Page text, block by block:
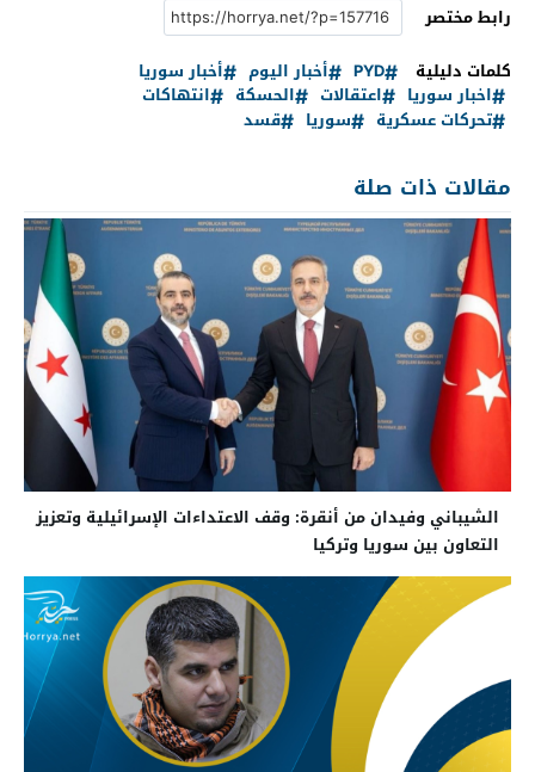
رابط مختصر
كلمات دليلية
PYD أخبار اليوم
أخبار سوريا
اخبار سوريا
اعتقالات الحسكة
انتهاكات
تحركات عسكرية
سوريا قسد
مقالات ذات صلة
الشيباني وفيدان من أنقرة: وقف الاعتداءات الإسرائيلية وتعزيز
التعاون بين سوريا وتركيا